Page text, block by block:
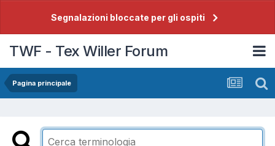
Segnalazioni bloccate per gli ospiti
TWF - Tex Willer Forum
Pagina principale